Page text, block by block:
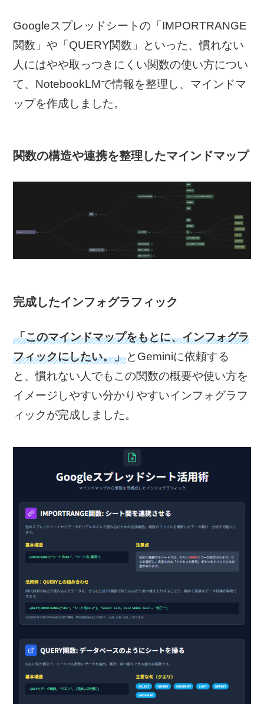
Googleスプレッドシートの「IMPORTRANGE
関数」や「QUERY関数」といった、慣れない
人にはやや取っつきにくい関数の使い方につい
て、NotebookLMで情報を整理し、マインドマ
ップを作成しました。
関数の構造や連携を整理したマインドマップ
完成したインフォグラフィック
「このマインドマップをもとに、インフォグラ
フィックにしたい。」 とGeminiに依頼する
と、慣れない人でもこの関数の概要や使い方を
イメージしやすい分かりやすいインフォグラフ
ィックが完成しました。